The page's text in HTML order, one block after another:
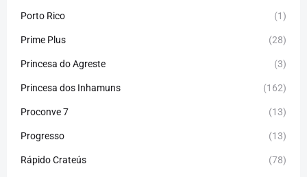
Porto Rico (1)
Prime Plus (28)
Princesa do Agreste (3)
Princesa dos Inhamuns (162)
Proconve 7 (13)
Progresso (13)
Rápido Crateús (78)